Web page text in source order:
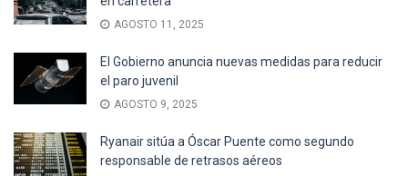
AGOSTO 11, 2025
El Gobierno anuncia nuevas medidas para reducir
el paro juvenil
AGOSTO 9, 2025
Ryanair sitúa a Óscar Puente como segundo
responsable de retrasos aéreos